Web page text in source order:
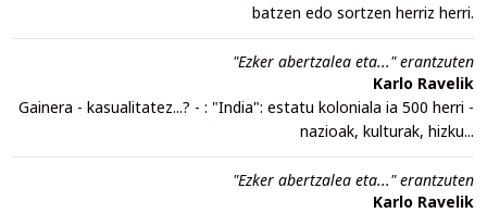
batzen edo sortzen herriz herri.
"Ezker abertzalea eta..." erantzuten
Karlo Ravelik
Gainera - kasualitatez...? - : "India": estatu koloniala ia 500 herri -
nazioak, kulturak, hizku...
"Ezker abertzalea eta..." erantzuten
Karlo Ravelik